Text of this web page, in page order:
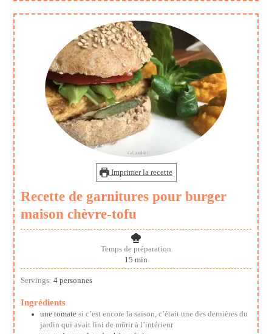
Imprimer la recette
Recette de garnitures pour burger
maison chèvre-tofu
Temps de préparation
15 minutes
min
Servings:4 personnes
Ingrédients
une tomate si c’est encore la saison, c’était une des dernières du
jardin qui avait fini de mûrir à l’intérieur